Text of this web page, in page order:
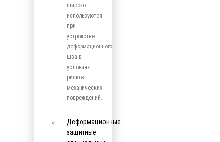
широко
используются
при
устройстве
деформационного
шва в
условиях
рисков
механических
повреждений.
Деформационные
защитные